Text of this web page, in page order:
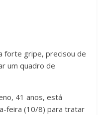
forte gripe, precisou de
um quadro de
41 anos, está
feira (10/8) para tratar